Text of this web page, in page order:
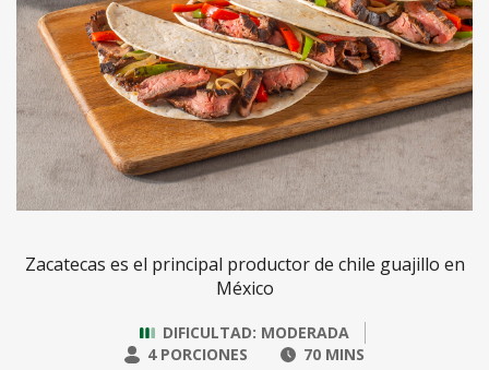
Zacatecas es el principal productor de chile guajillo en
México
DIFICULTAD: MODERADA
4 PORCIONES
70 MINS